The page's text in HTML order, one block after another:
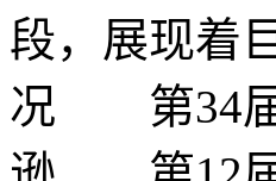
段，展现着
况 第34届